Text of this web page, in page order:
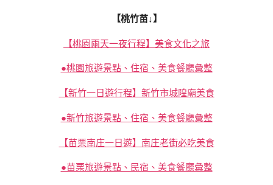
【桃竹苗↓】
【桃園兩天一夜行程】美食文化之旅
●桃園旅遊景點、住宿、美食餐廳彙整
【新竹一日遊行程】新竹市城隍廟美食
●新竹旅遊景點、住宿、美食餐廳彙整
【苗栗南庄一日遊】南庄老街必吃美食
●苗栗旅遊景點、民宿、美食餐廳彙整